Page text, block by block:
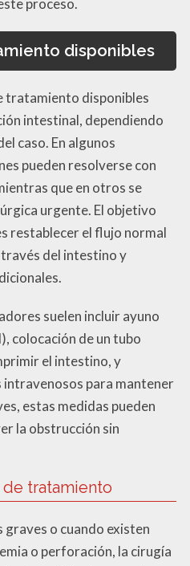
proceso.
disponibles
tratamiento disponibles
intestinal, dependiendo
caso. En algunos
pueden resolverse con
que en otros se
urgente. El objetivo
restablecer el flujo normal
del intestino y
suelen incluir ayuno
colocación de un tubo
el intestino, y
para mantener
estas medidas pueden
la obstrucción sin
tratamiento
graves o cuando existen
o perforación, la cirugía